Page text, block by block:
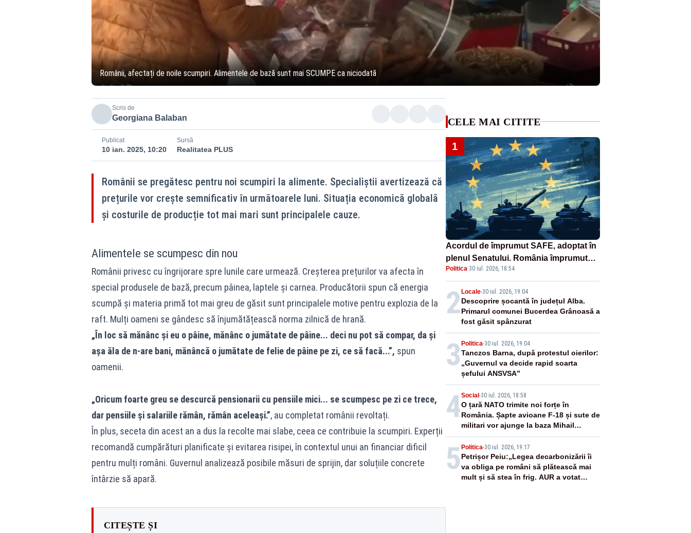
Românii, afectați de noile scumpiri. Alimentele de bază sunt mai SCUMPE ca niciodată
Scris de
Georgiana Balaban
Publicat
10 ian. 2025, 10:20
Sursă
Realitatea PLUS
Românii se pregătesc pentru noi scumpiri la alimente. Specialiștii avertizează că
prețurile vor crește semnificativ în următoarele luni. Situația economică globală
și costurile de producție tot mai mari sunt principalele cauze.
Alimentele se scumpesc din nou
Românii privesc cu îngrijorare spre lunile care urmează. Creșterea prețurilor va afecta în
special produsele de bază, precum pâinea, laptele și carnea. Producătorii spun că energia
scumpă și materia primă tot mai greu de găsit sunt principalele motive pentru explozia de la
raft. Mulți oameni se gândesc să înjumătățească norma zilnică de hrană.
„În loc să mănânc și eu o pâine, mănânc o jumătate de pâine... deci nu pot să compar, da și
așa ăla de n-are bani, mănâncă o jumătate de felie de pâine pe zi, ce să facă...”, spun
oamenii.
„Oricum foarte greu se descurcă pensionarii cu pensiile mici... se scumpesc pe zi ce trece,
dar pensiile și salariile rămân, rămân aceleași.”, au completat românii revoltați.
În plus, seceta din acest an a dus la recolte mai slabe, ceea ce contribuie la scumpiri. Experții
recomandă cumpărături planificate și evitarea risipei, în contextul unui an financiar dificil
pentru mulți români. Guvernul analizează posibile măsuri de sprijin, dar soluțiile concrete
întârzie să apară.
CITEȘTE ȘI
CELE MAI CITITE
1
Acordul de împrumut SAFE, adoptat în
plenul Senatului. România împrumută
16,68 miliarde de euro
Politica·30 iul. 2026, 18:54
2Locale-30 iul. 2026, 19:04
Descoprire șocantă în județul Alba.
Primarul comunei Bucerdea Grânoasă a
fost găsit spânzurat
3 Politica-30 iul. 2026, 19:04
Tanczos Barna, după protestul oierilor:
„Guvernul va decide rapid soarta
șefului ANSVSA”
4Social-30 iul. 2026, 18:58
O țară NATO trimite noi forțe în
România. Șapte avioane F-18 și sute de
militari vor ajunge la baza Mihail
Kogălniceanu
5 Politica-30 iul. 2026, 19:17
Petrișor Peiu:„Legea decarbonizării îi
va obliga pe români să plătească mai
mult și să stea în frig. AUR a votat